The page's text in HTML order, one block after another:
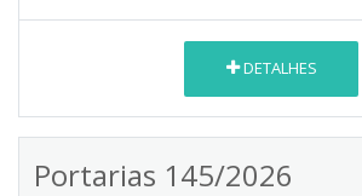
DETALHES
Portarias 145/2026